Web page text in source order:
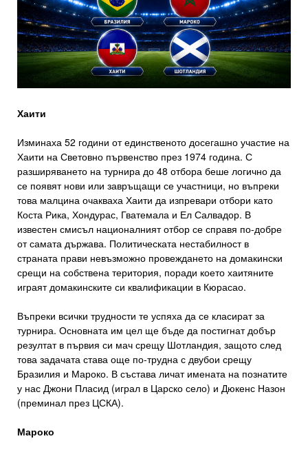
Хаити
Изминаха 52 години от единственото досегашно участие на
Хаити на Световно първенство през 1974 година. С
разширяването на турнира до 48 отбора беше логично да
се появят нови или завръщащи се участници, но въпреки
това малцина очакваха Хаити да изпревари отбори като
Коста Рика, Хондурас, Гватемала и Ел Салвадор. В
известен смисъл националният отбор се справя по-добре
от самата държава. Политическата нестабилност в
страната прави невъзможно провеждането на домакински
срещи на собствена територия, поради което хаитяните
играят домакинските си квалификации в Кюрасао.
Въпреки всички трудности те успяха да се класират за
турнира. Основната им цел ще бъде да постигнат добър
резултат в първия си мач срещу Шотландия, защото след
това задачата става още по-трудна с двубои срещу
Бразилия и Мароко. В състава личат имената на познатите
у нас Джони Пласид (играл в Царско село) и Дюкенс Назон
(преминал през ЦСКА).
Мароко